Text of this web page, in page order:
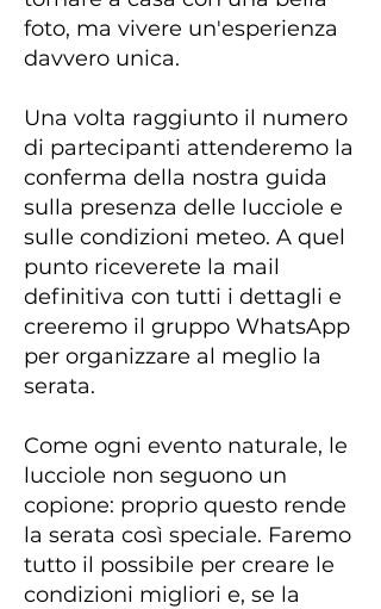
foto, ma vivere un'esperienza
davvero unica.
Una volta raggiunto il numero
di partecipanti attenderemo la
conferma della nostra guida
sulla presenza delle lucciole e
sulle condizioni meteo. A quel
punto riceverete la mail
definitiva con tutti i dettagli e
creeremo il gruppo WhatsApp
per organizzare al meglio la
serata.
Come ogni evento naturale, le
lucciole non seguono un
copione: proprio questo rende
la serata così speciale. Faremo
tutto il possibile per creare le
condizioni migliori e, se la